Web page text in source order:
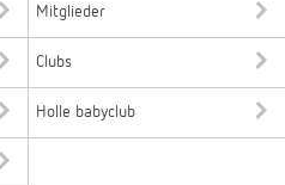
Mitglieder
Clubs
Holle babyclub